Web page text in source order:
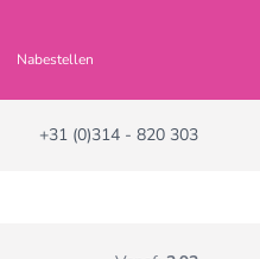
Nabestellen
+31 (0)314 - 820 303